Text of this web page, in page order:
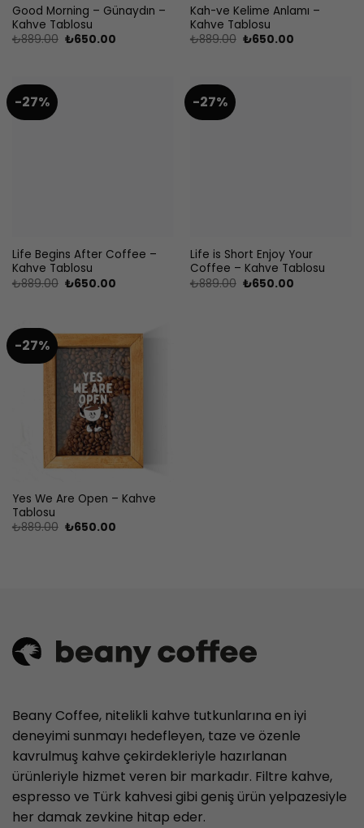
Good Morning – Günaydın –
Kahve Tablosu
₺889.00 Orijinal
₺650.00Şu
Kah-ve Kelime Anlamı –
Kahve Tablosu
₺889.00 Orijinal
₺650.00Şu
-27%
Life Begins After Coffee –
Kahve Tablosu
₺889.00 Orijinal
₺650.00Şu
-27%
Life is Short Enjoy Your
Coffee – Kahve Tablosu
₺889.00 Orijinal
₺650.00Şu
-27%
Yes We Are Open – Kahve
Tablosu
₺889.00 Orijinal
₺650.00Şu
Beany Coffee, nitelikli kahve tutkunlarına en iyi
deneyimi sunmayı hedefleyen, taze ve özenle
kavrulmuş kahve çekirdekleriyle hazırlanan
ürünleriyle hizmet veren bir markadır. Filtre kahve,
espresso ve Türk kahvesi gibi geniş ürün yelpazesiyle
her damak zevkine hitap eder.